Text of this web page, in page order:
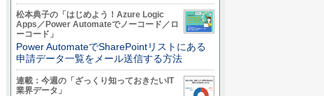
松本典子の「はじめよう！Azure Logic
Apps／Power Automateでノーコード／ロ
ーコード」
Power AutomateでSharePointリストにある
申請データ一覧をメール送信する方法
連載：今週の「ざっくり知っておきたいIT
業界データ」